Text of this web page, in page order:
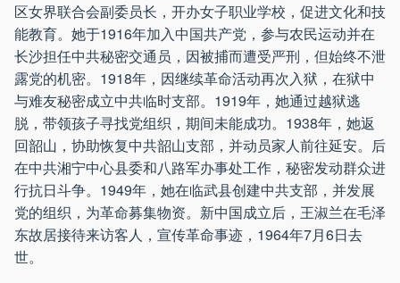
区女界联合会副委员长，开办女子职业学校，促进文化和技
能教育。她于1916年加入中国共产党，参与农民运动并在
长沙担任中共秘密交通员，因被捕而遭受严刑，但始终不泄
露党的机密。1918年，因继续革命活动再次入狱，在狱中
与难友秘密成立中共临时支部。1919年，她通过越狱逃
脱，带领孩子寻找党组织，期间未能成功。1938年，她返
回韶山，协助恢复中共韶山支部，并动员家人前往延安。后
在中共湘宁中心县委和八路军办事处工作，秘密发动群众进
行抗日斗争。1949年，她在临武县创建中共支部，并发展
党的组织，为革命募集物资。新中国成立后，王淑兰在毛泽
东故居接待来访客人，宣传革命事迹，1964年7月6日去
世。